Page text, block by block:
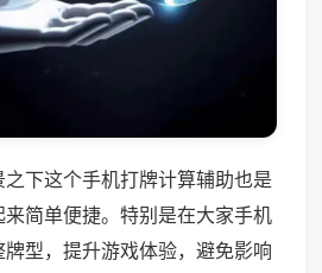
下这个手机打牌计算辅助也是
简单便捷。特别是在大家手机
型，提升游戏体验，避免影响